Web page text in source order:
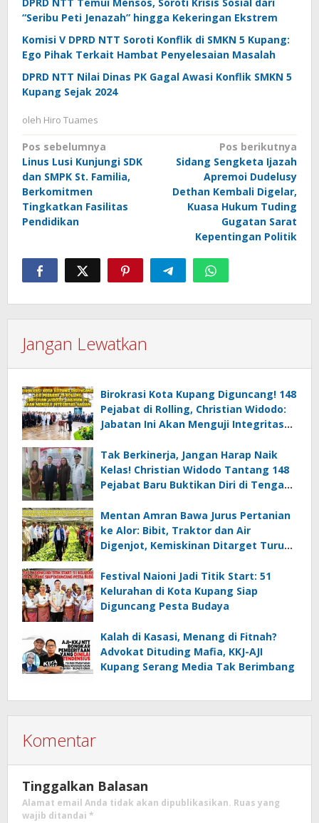
“Seribu Peti Jenazah” hingga Kekeringan Ekstrem
Komisi V DPRD NTT Soroti Konflik di SMKN 5 Kupang:
Ego Pihak Terkait Hambat Penyelesaian Masalah
DPRD NTT Nilai Dinas PK Gagal Awasi Konflik SMKN 5
Kupang Sejak 2024
oleh Hiro Tuames
Navigasi
pos
Pos sebelumnya
Linus Lusi Kunjungi SDK
dan SMPK St. Familia,
Berkomitmen
Tingkatkan Fasilitas
Pendidikan
Pos berikutnya
Sidang Sengketa Ijazah
Apremoi Dudelusy
Dethan Kembali Digelar,
Kuasa Hukum Tuding
Gugatan Sarat
Kepentingan Politik
Jangan Lewatkan
Birokrasi Kota Kupang Diguncang! 148
Pejabat di Rolling, Christian Widodo:
Jabatan Ini Akan Menguji Integritas
Tak Berkinerja, Jangan Harap Naik
Kelas! Christian Widodo Tantang 148
Pejabat Baru Buktikan Diri di Tengah
Mentan Amran Bawa Jurus Pertanian
ke Alor: Bibit, Traktor dan Air
Digenjot, Kemiskinan Ditarget Turun
Festival Naioni Jadi Titik Start: 51
Kelurahan di Kota Kupang Siap
Diguncang Pesta Budaya
Kalah di Kasasi, Menang di Fitnah?
Advokat Dituding Mafia, KKJ-AJI
Kupang Serang Media Tak Berimbang
Komentar
Tinggalkan Balasan
Alamat email Anda tidak akan dipublikasikan. Ruas yang
wajib ditandai *